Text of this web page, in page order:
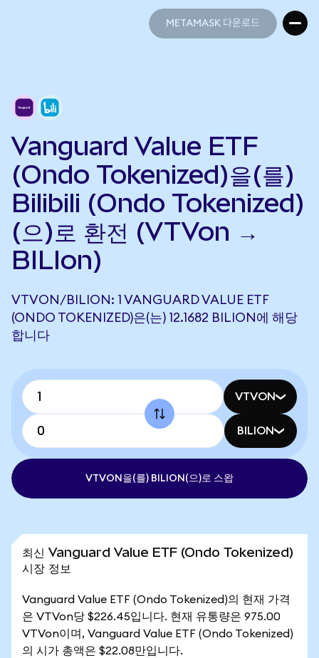
METAMASK 다운로드
Vanguard Value ETF
(Ondo Tokenized)을(를)
Bilibili (Ondo Tokenized)
(으)로 환전 (VTVon →
BILIon)
VTVON/BILION: 1 VANGUARD VALUE ETF
(ONDO TOKENIZED)은(는) 12.1682 BILION에 해당
합니다
VTVON
BILION
VTVON을(를) BILION(으)로 스왑
최신 Vanguard Value ETF (Ondo Tokenized)
시장 정보
Vanguard Value ETF (Ondo Tokenized)의 현재 가격
은 VTVon당 $226.45입니다. 현재 유통량은 975.00
VTVon이며, Vanguard Value ETF (Ondo Tokenized)
의 시가 총액은 $22.08만입니다.